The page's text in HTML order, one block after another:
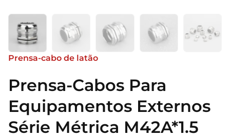
Prensa-cabo de latão
Prensa-Cabos Para
Equipamentos Externos
Série Métrica M42A*1.5